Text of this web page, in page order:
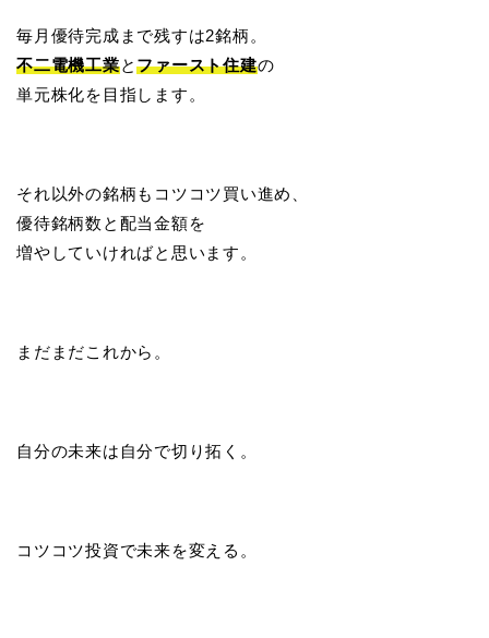
毎月優待完成まで残すは2銘柄。
不二電機工業とファースト住建の
単元株化を目指します。
それ以外の銘柄もコツコツ買い進め、
優待銘柄数と配当金額を
増やしていければと思います。
まだまだこれから。
自分の未来は自分で切り拓く。
コツコツ投資で未来を変える。